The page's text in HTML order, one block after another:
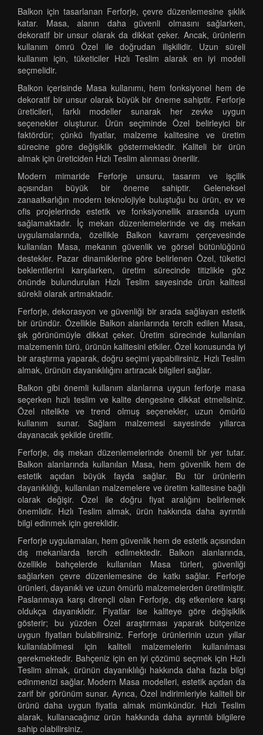
Balkon için tasarlanan Ferforje, çevre düzenlemesine şıklık
katar. Masa, alanın daha güvenli olmasını sağlarken,
dekoratif bir unsur olarak da dikkat çeker. Ancak, ürünlerin
kullanım ömrü Özel ile doğrudan ilişkilidir. Uzun süreli
kullanım için, tüketiciler Hızlı Teslim alarak en iyi modeli
seçmelidir.
Balkon içerisinde Masa kullanımı, hem fonksiyonel hem de
dekoratif bir unsur olarak büyük bir öneme sahiptir. Ferforje
üreticileri, farklı modeller sunarak her zevke uygun
seçenekler oluşturur. Ürün seçiminde Özel belirleyici bir
faktördür; çünkü fiyatlar, malzeme kalitesine ve üretim
sürecine göre değişiklik göstermektedir. Kaliteli bir ürün
almak için üreticiden Hızlı Teslim alınması önerilir.
Modern mimaride Ferforje unsuru, tasarım ve işçilik
açısından büyük bir öneme sahiptir. Geleneksel
zanaatkarlığın modern teknolojiyle buluştuğu bu ürün, ev ve
ofis projelerinde estetik ve fonksiyonellik arasında uyum
sağlamaktadır. İç mekan düzenlemelerinde ve dış mekan
uygulamalarında, özellikle Balkon kavramı çerçevesinde
kullanılan Masa, mekanın güvenlik ve görsel bütünlüğünü
destekler. Pazar dinamiklerine göre belirlenen Özel, tüketici
beklentilerini karşılarken, üretim sürecinde titizlikle göz
önünde bulundurulan Hızlı Teslim sayesinde ürün kalitesi
sürekli olarak artmaktadır.
Ferforje, dekorasyon ve güvenliği bir arada sağlayan estetik
bir üründür. Özellikle Balkon alanlarında tercih edilen Masa,
şık görünümüyle dikkat çeker. Üretim sürecinde kullanılan
malzemenin türü, ürünün kalitesini etkiler. Özel konusunda iyi
bir araştırma yaparak, doğru seçimi yapabilirsiniz. Hızlı Teslim
almak, ürünün dayanıklılığını artıracak bilgileri sağlar.
Balkon gibi önemli kullanım alanlarına uygun ferforje masa
seçerken hızlı teslim ve kalite dengesine dikkat etmelisiniz.
Özel nitelikte ve trend olmuş seçenekler, uzun ömürlü
kullanım sunar. Sağlam malzemesi sayesinde yıllarca
dayanacak şekilde üretilir.
Ferforje, dış mekan düzenlemelerinde önemli bir yer tutar.
Balkon alanlarında kullanılan Masa, hem güvenlik hem de
estetik açıdan büyük fayda sağlar. Bu tür ürünlerin
dayanıklılığı, kullanılan malzemelere ve üretim kalitesine bağlı
olarak değişir. Özel ile doğru fiyat aralığını belirlemek
önemlidir. Hızlı Teslim almak, ürün hakkında daha ayrıntılı
bilgi edinmek için gereklidir.
Ferforje uygulamaları, hem güvenlik hem de estetik açısından
dış mekanlarda tercih edilmektedir. Balkon alanlarında,
özellikle bahçelerde kullanılan Masa türleri, güvenliği
sağlarken çevre düzenlemesine de katkı sağlar. Ferforje
ürünleri, dayanıklı ve uzun ömürlü malzemelerden üretilmiştir.
Paslanmaya karşı dirençli olan Ferforje, dış etkenlere karşı
oldukça dayanıklıdır. Fiyatlar ise kaliteye göre değişiklik
gösterir; bu yüzden Özel araştırması yaparak bütçenize
uygun fiyatları bulabilirsiniz. Ferforje ürünlerinin uzun yıllar
kullanılabilmesi için kaliteli malzemelerin kullanılması
gerekmektedir. Bahçeniz için en iyi çözümü seçmek için Hızlı
Teslim almak, ürünün dayanıklılığı hakkında daha fazla bilgi
edinmenizi sağlar. Modern Masa modelleri, estetik açıdan da
zarif bir görünüm sunar. Ayrıca, Özel indirimleriyle kaliteli bir
ürünü daha uygun fiyatla almak mümkündür. Hızlı Teslim
alarak, kullanacağınız ürün hakkında daha ayrıntılı bilgilere
sahip olabilirsiniz.